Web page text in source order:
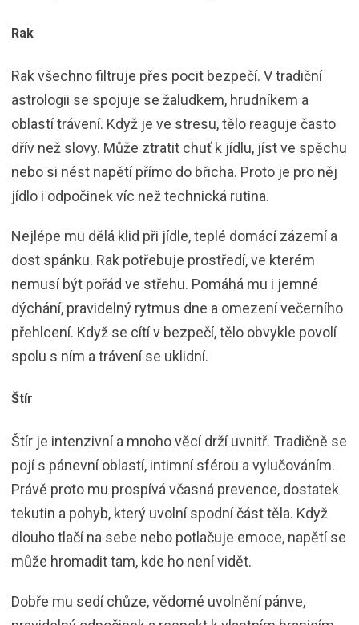
Rak
Rak všechno filtruje přes pocit bezpečí. V tradiční
astrologii se spojuje se žaludkem, hrudníkem a
oblastí trávení. Když je ve stresu, tělo reaguje často
dřív než slovy. Může ztratit chuť k jídlu, jíst ve spěchu
nebo si nést napětí přímo do břicha. Proto je pro něj
jídlo i odpočinek víc než technická rutina.
Nejlépe mu dělá klid při jídle, teplé domácí zázemí a
dost spánku. Rak potřebuje prostředí, ve kterém
nemusí být pořád ve střehu. Pomáhá mu i jemné
dýchání, pravidelný rytmus dne a omezení večerního
přehlcení. Když se cítí v bezpečí, tělo obvykle povolí
spolu s ním a trávení se uklidní.
Štír
Štír je intenzivní a mnoho věcí drží uvnitř. Tradičně se
pojí s pánevní oblastí, intimní sférou a vylučováním.
Právě proto mu prospívá včasná prevence, dostatek
tekutin a pohyb, který uvolní spodní část těla. Když
dlouho tlačí na sebe nebo potlačuje emoce, napětí se
může hromadit tam, kde ho není vidět.
Dobře mu sedí chůze, vědomé uvolnění pánve,